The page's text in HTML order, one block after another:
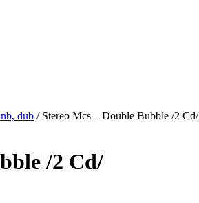
dub / Stereo Mcs – Double Bubble /2 Cd/
/2 Cd/